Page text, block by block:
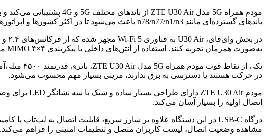
باندهای گسترده‌ای مانند n78/n77/n1/n3 باعث می‌شود تا در اکثر کشورها و اپراتورها بدون مشکل به شبکه متصل شود.
به‌صورت همزمان تجربه کنند. استفاده از آنتن‌های داخلی با پیکربندی ۴×۴ MIMO موجب بهبود کیفیت سیگنال و افزایش برد وای‌فای می‌شود.
در حرکت هستند یا دسترسی به برق ندارند، مزیتی بسیار مهم محسوب می‌شود.
اتصال اولیه را بسیار آسان می‌کند.
مشاهده وضعیت اتصال، لیست کاربران متصل و تنظیمات امنیتی را فراهم می‌کند.